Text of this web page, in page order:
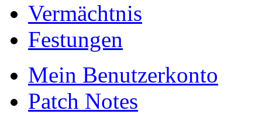
Vermächtnis
Festungen
Mein Benutzerkonto
Patch Notes